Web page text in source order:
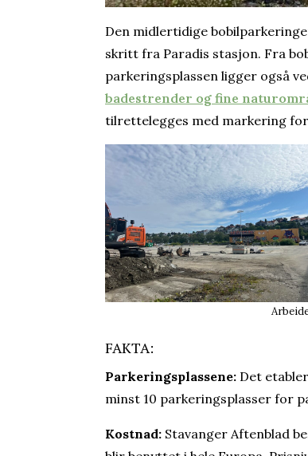
Den midlertidige
skritt fra Paradis stasjon. Fra
parkeringsplassen ligger også
badestrender og fine
tilrettelegges med markering
FAKTA:
Parkeringsplassene: Det
minst 10 parkeringsplasser for
Kostnad: Stavanger Aftenblad